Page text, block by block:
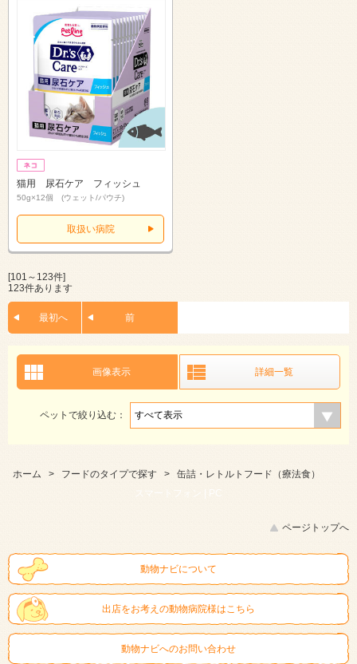
猫用 尿石ケア フィッシュ
50g×12個 (ウェット/パウチ)
取扱い病院
[101～123件]
123件あります
最初へ 前
画像表示 詳細一覧
ペットで絞り込む：
ホーム > フードのタイプで探す >
缶詰・レトルトフード（療法食）
スマートフォン |
PC
ページトップへ
動物ナビについて
出店をお考えの動物病院様はこちら
動物ナビへのお問い合わせ